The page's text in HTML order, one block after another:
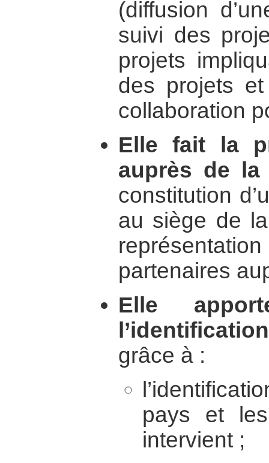
(diffusion
suivi des
projets
des projets
collaboration
Elle fait la
auprès de la
constitution
au siège de
partenaires
Elle
grâce à :
pays et
intervient ;